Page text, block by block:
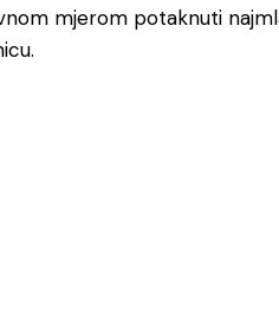
mjerom potaknuti